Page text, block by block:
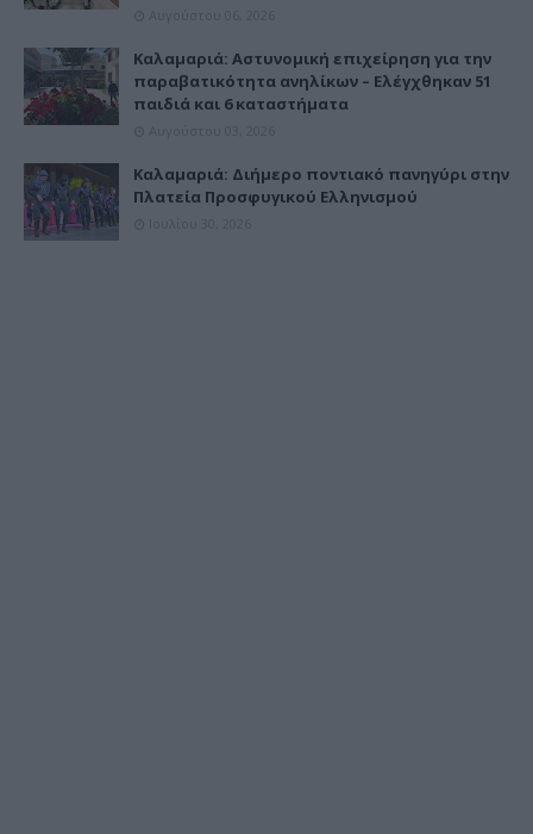
Καλαμαριά: Αστυνομική επιχείρηση για την
παραβατικότητα ανηλίκων – Ελέγχθηκαν 51
παιδιά και 6 καταστήματα
Καλαμαριά: Διήμερο ποντιακό πανηγύρι στην
Πλατεία Προσφυγικού Ελληνισμού